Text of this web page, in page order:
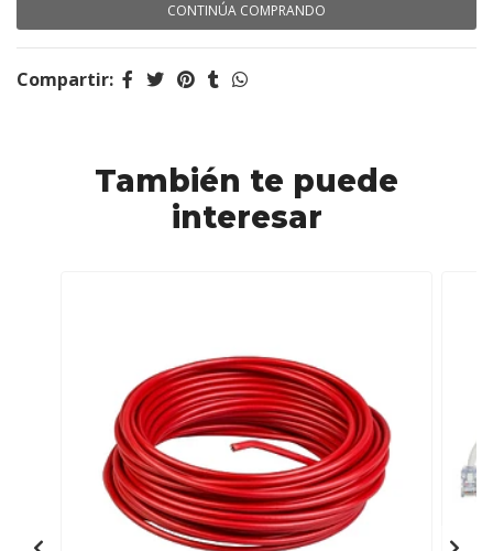
CONTINÚA COMPRANDO
Compartir:
También te puede
interesar